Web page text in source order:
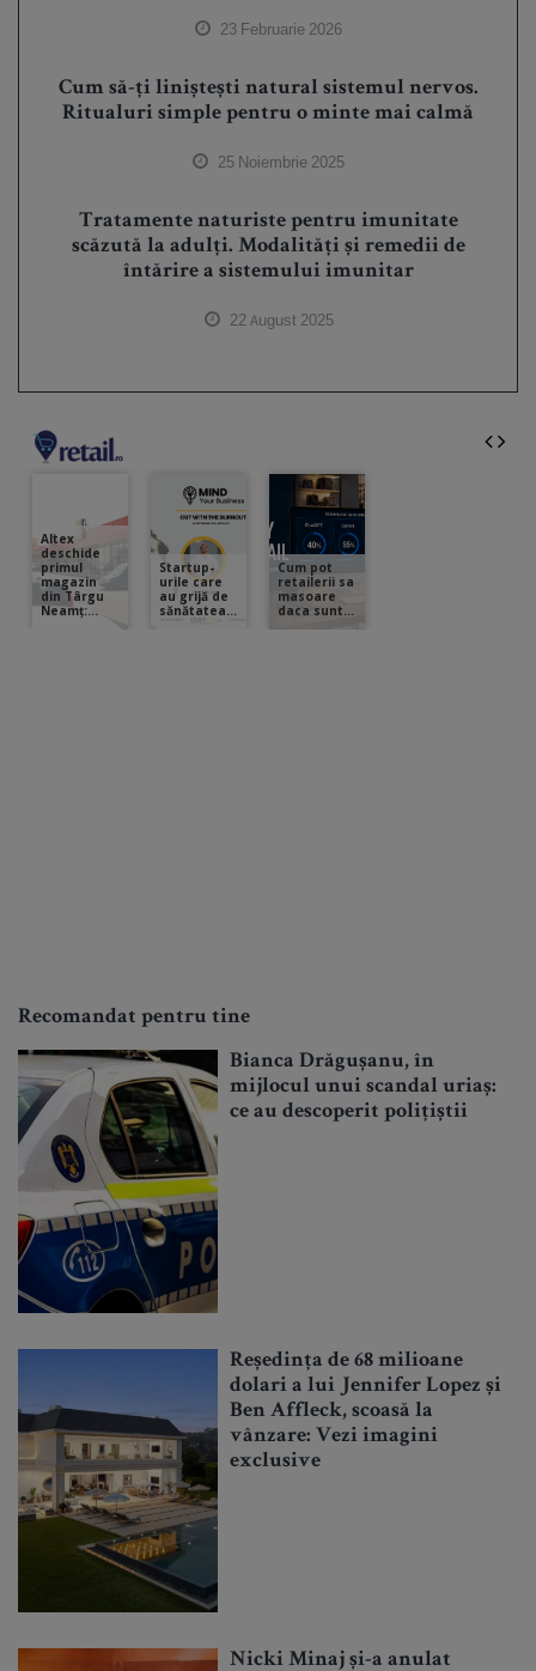
23 Februarie 2026
Cum să-ți liniștești natural sistemul nervos.
Ritualuri simple pentru o minte mai calmă
25 Noiembrie 2025
Tratamente naturiste pentru imunitate
scăzută la adulți. Modalități și remedii de
întărire a sistemului imunitar
22 August 2025
Recomandat pentru tine
Bianca Drăgușanu, în
mijlocul unui scandal uriaș:
ce au descoperit polițiștii
Reședința de 68 milioane
dolari a lui Jennifer Lopez și
Ben Affleck, scoasă la
vânzare: Vezi imagini
exclusive
Nicki Minaj și-a anulat